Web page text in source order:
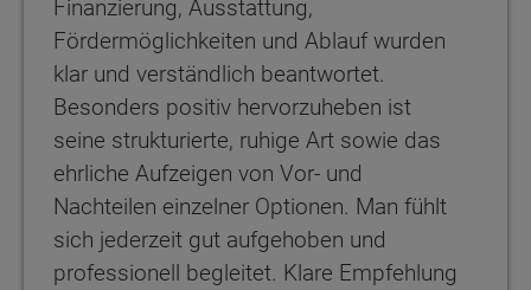
Finanzierung, Ausstattung,
Fördermöglichkeiten und Ablauf wurden
klar und verständlich beantwortet.
Besonders positiv hervorzuheben ist
seine strukturierte, ruhige Art sowie das
ehrliche Aufzeigen von Vor- und
Nachteilen einzelner Optionen. Man fühlt
sich jederzeit gut aufgehoben und
professionell begleitet. Klare Empfehlung